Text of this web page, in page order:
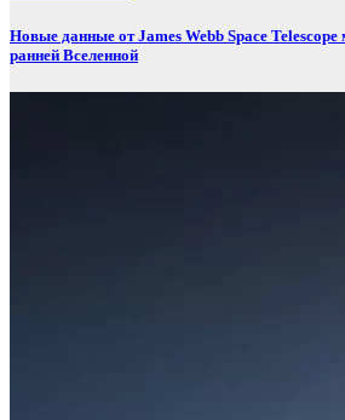
Новые данные от James Webb Space Telescope
ранней Вселенной